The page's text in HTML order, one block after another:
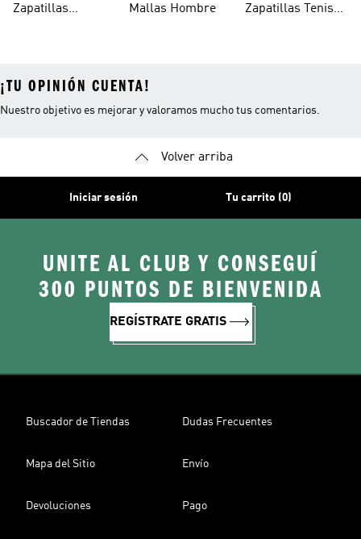
Zapatillas
Mallas Hombre
Zapatillas Tenis
¡TU OPINIÓN CUENTA!
Nuestro objetivo es mejorar y valoramos mucho tus comentarios.
Volver arriba
Iniciar sesión Tu carrito (0)
UNITE AL CLUB Y CONSEGUÍ
300 PUNTOS DE BIENVENIDA
REGÍSTRATE GRATIS
Buscador de Tiendas Dudas Frecuentes
Mapa del Sitio Envío
Devoluciones Pago